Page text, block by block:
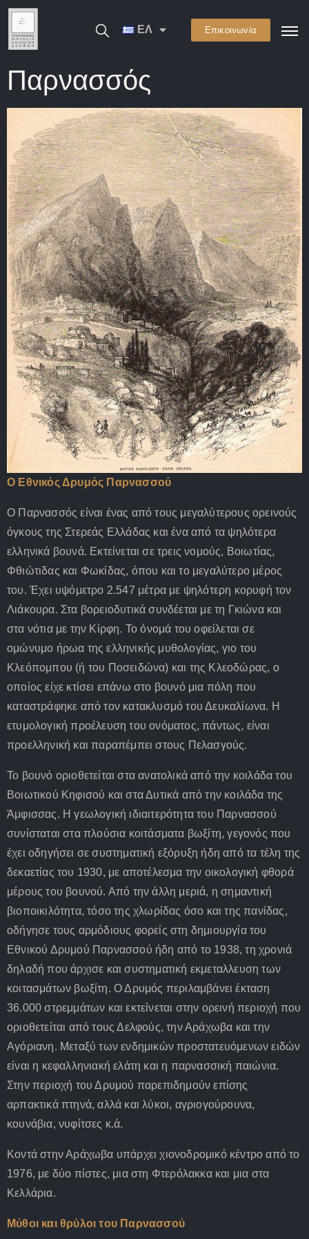
ΕΛ Επικοινωνία
Παρνασσός
Ο Εθνικός Δρυμός Παρνασσού
Ο Παρνασσός είναι ένας από τους μεγαλύτερους ορεινούς
όγκους της Στερεάς Ελλάδας και ένα από τα ψηλότερα
ελληνικά βουνά. Εκτείνεται σε τρεις νομούς, Βοιωτίας,
Φθιώτιδας και Φωκίδας, όπου και το μεγαλύτερο μέρος
του. Έχει υψόμετρο 2.547 μέτρα με ψηλότερη κορυφή τον
Λιάκουρα. Στα βορειοδυτικά συνδέεται με τη Γκιώνα και
στα νότια με την Κίρφη. Το όνομά του οφείλεται σε
ομώνυμο ήρωα της ελληνικής μυθολογίας, γιο του
Κλεόπομπου (ή του Ποσειδώνα) και της Κλεοδώρας, ο
οποίος είχε κτίσει επάνω στο βουνό μια πόλη που
καταστράφηκε από τον κατακλυσμό του Δευκαλίωνα. Η
ετυμολογική προέλευση του ονόματος, πάντως, είναι
προελληνική και παραπέμπει στους Πελασγούς.
Το βουνό οριοθετείται στα ανατολικά από την κοιλάδα του
Βοιωτικού Κηφισού και στα Δυτικά από την κοιλάδα της
Άμφισσας. Η γεωλογική ιδιαιτερότητα του Παρνασσού
συνίσταται στα πλούσια κοιτάσματα βωξίτη, γεγονός που
έχει οδηγήσει σε συστηματική εξόρυξη ήδη από τα τέλη της
δεκαετίας του 1930, με αποτέλεσμα την οικολογική φθορά
μέρους του βουνού. Από την άλλη μεριά, η σημαντική
βιοποικιλότητα, τόσο της χλωρίδας όσο και της πανίδας,
οδήγησε τους αρμόδιους φορείς στη δημιουργία του
Εθνικού Δρυμού Παρνασσού ήδη από το 1938, τη χρονιά
δηλαδή που άρχισε και συστηματική εκμεταλλευση των
κοιτασμάτων βωξίτη. Ο Δρυμός περιλαμβάνει έκταση
36.000 στρεμμάτων και εκτείνεται στην ορεινή περιοχή που
οριοθετείται από τους Δελφούς, την Αράχωβα και την
Αγόριανη. Μεταξύ των ενδημικών προστατευόμενων ειδών
είναι η κεφαλληνιακή ελάτη και η παρνασσική παιώνια.
Στην περιοχή του Δρυμού παρεπιδημούν επίσης
αρπακτικά πτηνά, αλλά και λύκοι, αγριογούρουνα,
κουνάβια, νυφίτσες κ.ά.
Κοντά στην Αράχωβα υπάρχει χιονοδρομικό κέντρο από το
1976, με δύο πίστες, μια στη Φτερόλακκα και μια στα
Κελλάρια.
Μύθοι και θρύλοι του Παρνασσού